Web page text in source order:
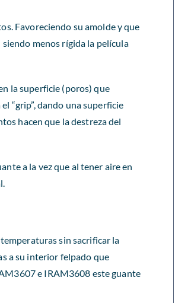
Favoreciendo su amolde y que
menos rígida la película
la superficie (poros) que
“grip”, dando una superficie
hacen que la destreza del
a la vez que al tener aire en
sin sacrificar la
a su interior felpado que
e IRAM3608 este guante